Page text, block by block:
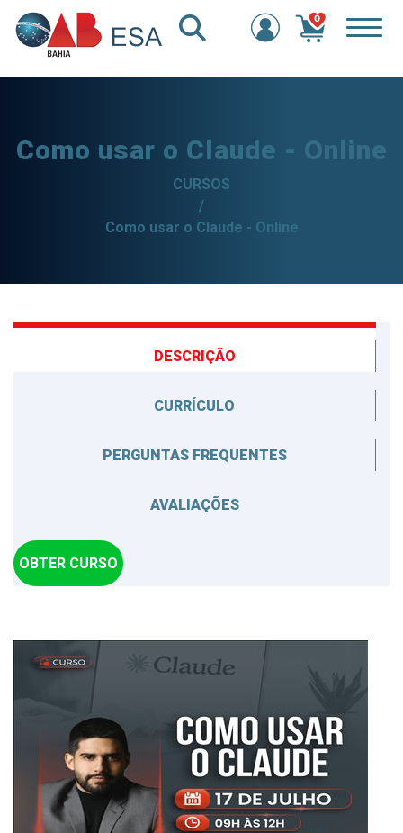
0
Como usar o Claude - Online
CURSOS
/
Como usar o Claude - Online
DESCRIÇÃO
CURRÍCULO
PERGUNTAS FREQUENTES
AVALIAÇÕES
OBTER CURSO